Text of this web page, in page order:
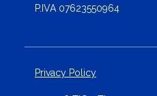
P.IVA 07623550964
Privacy Policy